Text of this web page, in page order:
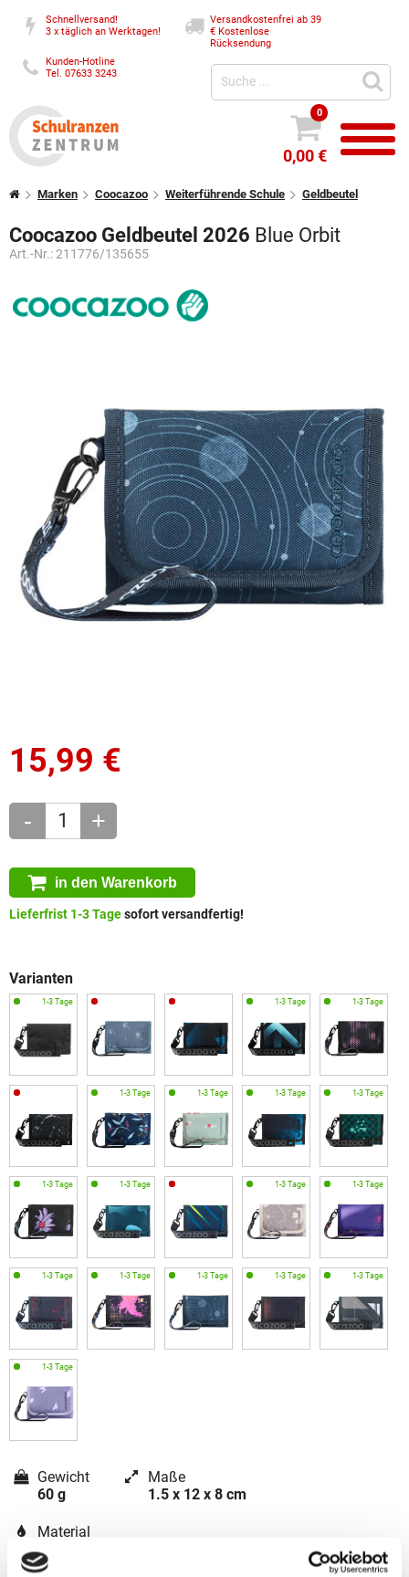
Schnellversand!
3 x täglich an Werktagen!
Versandkostenfrei ab 39
€Kostenlose
Rücksendung
Kunden-Hotline
Tel. 07633 3243
0
0,00 €
Marken Coocazoo Weiterführende Schule Geldbeutel
Coocazoo Geldbeutel 2026 Blue Orbit
Art.-Nr.:211776/135655
15,99 €
- +
in den Warenkorb
Lieferfrist 1-3 Tagesofort versandfertig!
Varianten
Gewicht
60 g
Maße
1.5 x 12 x 8 cm
Material
Polyester